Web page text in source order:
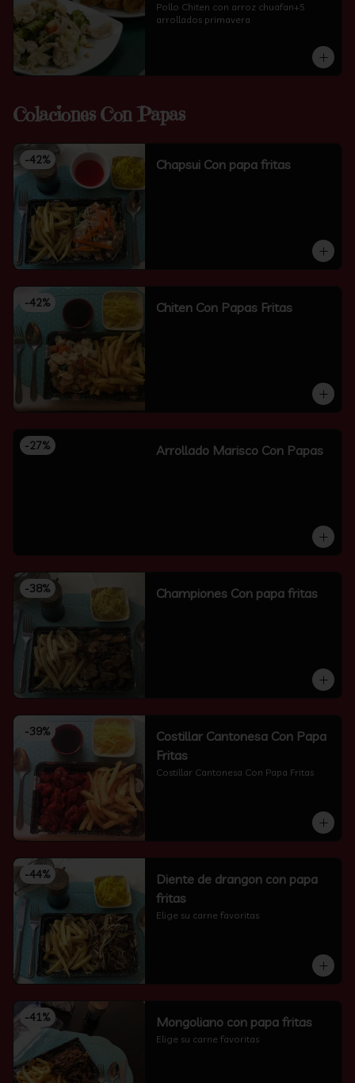
primavera
Pollo Chiten con arroz chuafan+5
arrollados primavera
Colaciones Con Papas
-42% Chapsui Con papa fritas
-42% Chiten Con Papas Fritas
-27% Arrollado Marisco Con Papas
-38% Championes Con papa fritas
-39%
Costillar Cantonesa Con Papa
Fritas
Costillar Cantonesa Con Papa Fritas
-44%
Diente de drangon con papa
fritas
Elige su carne favoritas
-41% Mongoliano con papa fritas
Elige su carne favoritas